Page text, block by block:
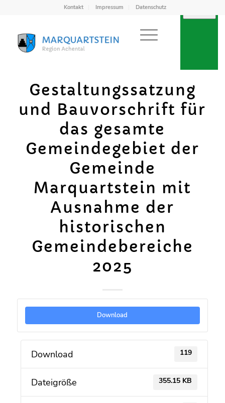
Kontakt Impressum Datenschutz
Gestaltungssatzung
und Bauvorschrift für
das gesamte
Gemeindegebiet der
Gemeinde
Marquartstein mit
Ausnahme der
historischen
Gemeindebereiche
2025
Download
Download 119
Dateigröße 355.15 KB